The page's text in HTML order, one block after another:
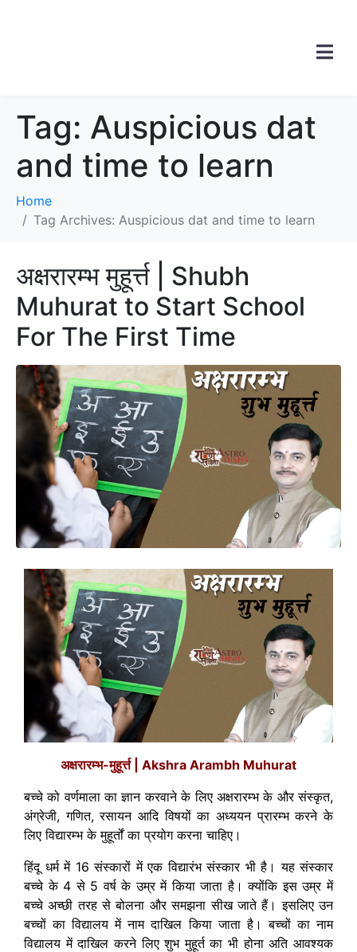
Tag: Auspicious dat
and time to learn
Home
Tag Archives: Auspicious dat and time to learn
अक्षरारम्भ मुहूर्त्त | Shubh
Muhurat to Start School
For The First Time
अक्षरारम्भ-मुहूर्त्त | Akshra Arambh Muhurat
बच्चे को वर्णमाला का ज्ञान करवाने के लिए अक्षरारम्भ के और संस्कृत,
अंग्रेजी, गणित, रसायन आदि विषयों का अध्ययन प्रारम्भ करने के
लिए विद्यारम्भ के मुहूर्तों का प्रयोग करना चाहिए।
हिंदू धर्म में 16 संस्कारों में एक विद्यारंभ संस्कार भी है। यह संस्कार
बच्चे के 4 से 5 वर्ष के उम्र में किया जाता है। क्योंकि इस उम्र में
बच्चे अच्छी तरह से बोलना और समझना सीख जाते हैं। इसलिए उन
बच्चों का विद्यालय में नाम दाखिल किया जाता है। बच्चों का नाम
विद्यालय में दाखिल करने लिए शुभ मुहूर्त का भी होना अति आवश्यक